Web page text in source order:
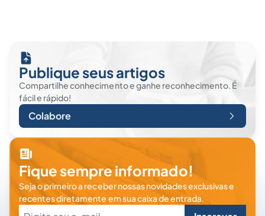
Publique seus artigos
Compartilhe conhecimento e ganhe reconhecimento. É
fácil e rápido!
Colabore
Fique sempre informado!
Seja o primeiro a receber nossas novidades exclusivas e
recentes diretamente em sua caixa de entrada.